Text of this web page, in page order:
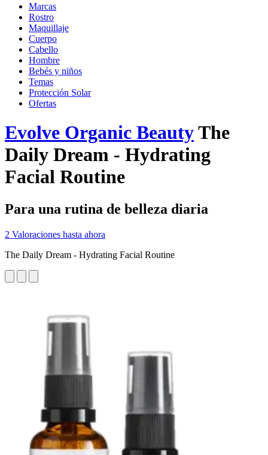
Marcas
Rostro
Maquillaje
Cuerpo
Cabello
Hombre
Bebés y niños
Temas
Protección Solar
Ofertas
Evolve Organic BeautyThe
Daily Dream - Hydrating
Facial Routine
Para una rutina de belleza diaria
2 Valoraciones hasta ahora
The Daily Dream - Hydrating Facial Routine